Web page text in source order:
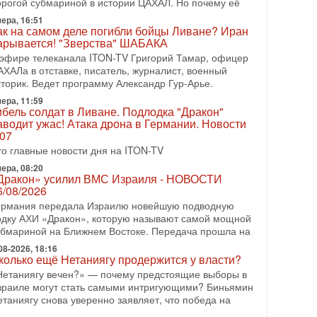
2026, 17:50
голос» Израиля: кто заберет его на этот
русскоязычных репатриантов не раз кардинально
политический ландшафт Израиля. Достаточно
взлет партии «Исраэль ба-алия», когда
2026, 17:00
закрытых дверей: о чём на самом деле
Трамп и Нетаньяху?
визит премьер-министра Израиля Биньямина
в США и его встреча с Дональдом Трампом
больше вопросов, чем ответов. Полная
07-2026, 15:18
готовит покушение на Нетаниягу! Трамп не
эскалации, но КСИР готовит взрыв!
телеканала ITON-TV СЕРГЕЙ МИГДАЛЬ,
по вопросам безопасности, офицер запаса
управления полиции Израиля, автор
07-2026, 09:02
за разоружение ХАМАСа - НОВОСТИ
07/2026
президент США Дональд Трамп заявил о
16:51
на самом деле погибли бойцы Ливане? Иран
"Зверства" ШАБАКА
телеканала ITON-TV Григорий Тамар, офицер
в отставке, писатель, журналист, военный
Ведет программу Александр Гур-Арье.
11:59
солдат в Ливане. Подлодка "Дракон"
ужас! Атака дрона в Германии. Новости
главные новости дня на ITON-TV
08:20
усилил ВМС Израиля - НОВОСТИ
08/2026
передала Израилю новейшую подводную
АХИ «Дракон», которую называют самой мощной
на Ближнем Востоке. Передача прошла на
2026, 18:16
ещё Нетаниягу продержится у власти?
вечен?» — почему предстоящие выборы в
могут стать самыми интригующими? Биньямин
снова уверенно заявляет, что победа на